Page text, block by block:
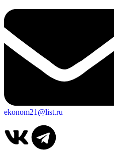
ekonom21@list.ru